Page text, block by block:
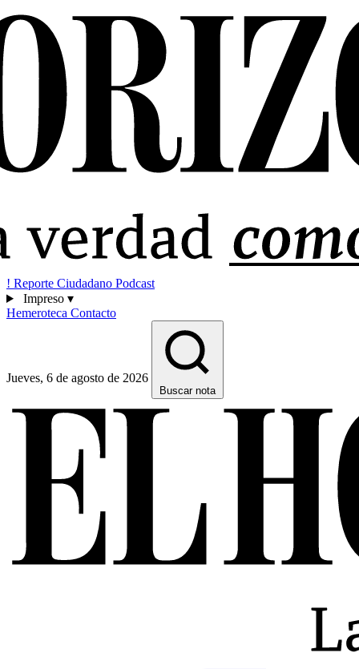
! Reporte Ciudadano Podcast
Impreso ▾
Hemeroteca Contacto
Jueves, 6 de agosto de 2026
Buscar nota